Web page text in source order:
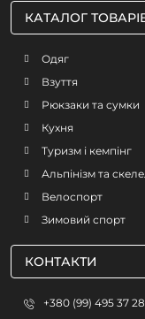
КАТАЛОГ
Одяг
Взуття
Рюкзаки та сумки
Кухня
Туризм і кемпінг
Альпінізм та
Велоспорт
Зимовий спорт
КОНТАКТИ
+380 (99) 495 37 28